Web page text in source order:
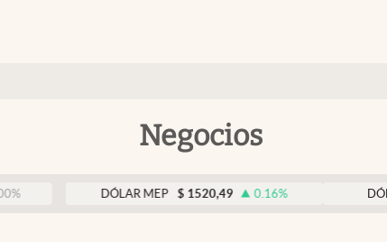
Negocios
DÓLAR MEP $ 1520,49 0.16% DÓLAR BNA